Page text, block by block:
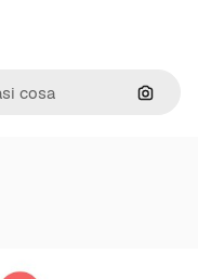
Cerca